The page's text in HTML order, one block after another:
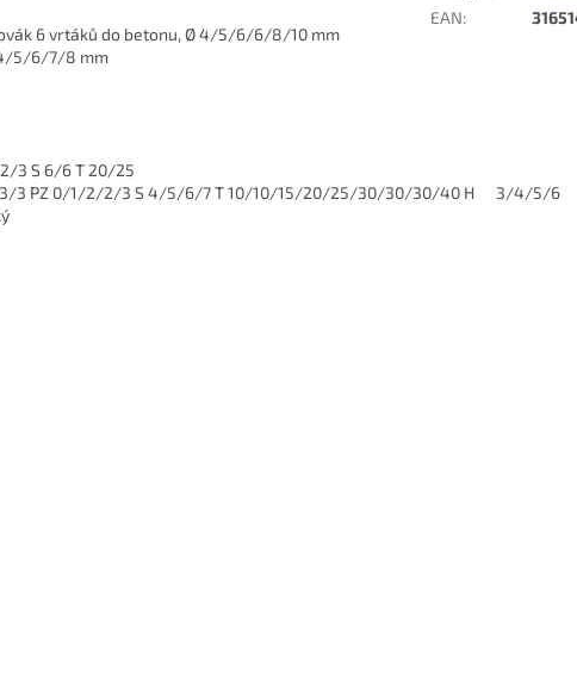
6 vrtáků do betonu, Ø 4/5/6/6/8/10 mm
5/6/7/8 mm
3 S 6/6 T 20/25
3/3 PZ 0/1/2/2/3 S 4/5/6/7 T 10/10/15/20/25/30/30/30/40 H 3/4/5/6
EAN: